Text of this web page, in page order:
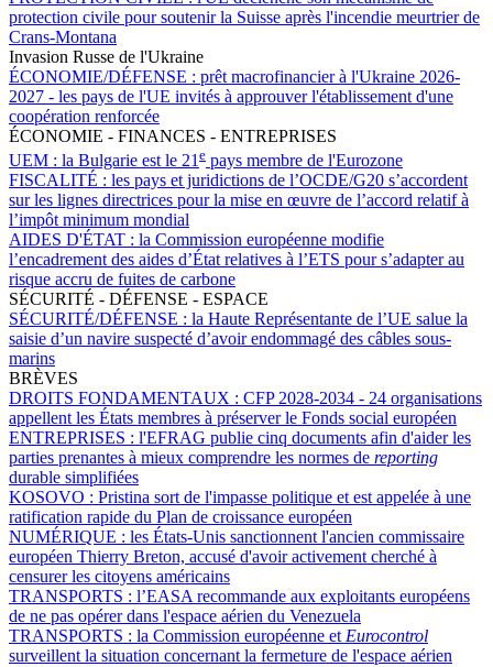
protection civile pour soutenir la Suisse après l'incendie meurtrier de
Crans-Montana
Invasion Russe de l'Ukraine
ÉCONOMIE/DÉFENSE : prêt macrofinancier à l'Ukraine 2026-
2027 - les pays de l'UE invités à approuver l'établissement d'une
coopération renforcée
ÉCONOMIE - FINANCES - ENTREPRISES
UEM : la Bulgarie est le 21 e pays membre de l'Eurozone
FISCALITÉ : les pays et juridictions de l’OCDE/G20 s’accordent
sur les lignes directrices pour la mise en œuvre de l’accord relatif à
l’impôt minimum mondial
AIDES D'ÉTAT : la Commission européenne modifie
l’encadrement des aides d’État relatives à l’ETS pour s’adapter au
risque accru de fuites de carbone
SÉCURITÉ - DÉFENSE - ESPACE
SÉCURITÉ/DÉFENSE : la Haute Représentante de l’UE salue la
saisie d’un navire suspecté d’avoir endommagé des câbles sous-
marins
BRÈVES
DROITS FONDAMENTAUX : CFP 2028-2034 - 24 organisations
appellent les États membres à préserver le Fonds social européen
ENTREPRISES : l'EFRAG publie cinq documents afin d'aider les
parties prenantes à mieux comprendre les normes de reporting
durable simplifiées
KOSOVO : Pristina sort de l'impasse politique et est appelée à une
ratification rapide du Plan de croissance européen
NUMÉRIQUE : les États-Unis sanctionnent l'ancien commissaire
européen Thierry Breton, accusé d'avoir activement cherché à
censurer les citoyens américains
TRANSPORTS : l’EASA recommande aux exploitants européens
de ne pas opérer dans l'espace aérien du Venezuela
TRANSPORTS : la Commission européenne et Eurocontrol
surveillent la situation concernant la fermeture de l'espace aérien